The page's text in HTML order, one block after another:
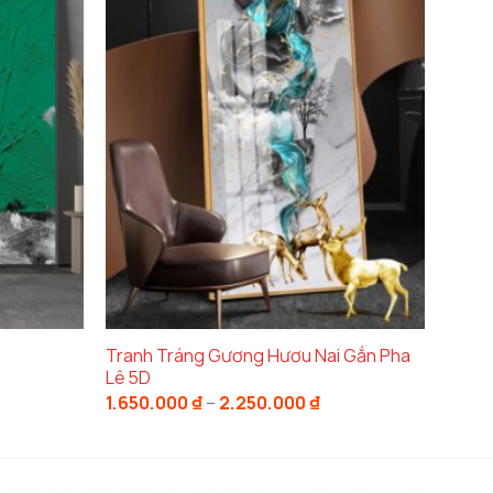
giúp không gian trở nên sang trọng, dễ
này cho phòng khách, phòng ngủ, hoặc
liệu sản phẩm. Tranh lụa cao cấp là chất
Với chất liệu này, bức tranh có thể giữ
Khung gỗ giúp bảo vệ tranh khỏi các tác
tự nhiên và sang trọng cho không gian
Tranh Tráng Gương Hươu Nai Gắn Pha
Lê 5D
1.650.000₫– 2.250.000₫Khoảng